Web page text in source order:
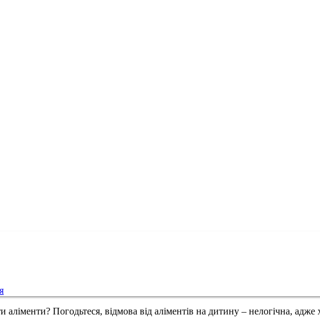
Погодьтеся, відмова від аліментів на дитину – нелогічна, адже